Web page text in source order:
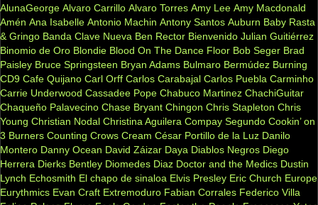
AlunaGeorge Alvaro Carrillo Alvaro Torres Amy Lee Amy Macdonald
Amén Ana Isabelle Antonio Machin Antony Santos Auburn Baby Rasta
& Gringo Banda Clave Nueva Ben Rector Bienvenido Julian Guitiérrez
Binomio de Oro Blondie Blood On The Dance Floor Bob Seger Brad
Paisley Bruce Springsteen Bryan Adams Bulmaro Bermúdez Burning
CD9 Cafe Quijano Carl Orff Carlos Carabajal Carlos Puebla Carminho
Carrie Underwood Cassadee Pope Chabuco Martinez ChachiGuitar
Chaqueño Palavecino Chase Bryant Chingon Chris Stapleton Chris
Young Christian Nodal Christina Aguilera Compay Segundo Cookin’ on
3 Burners Counting Crows Cream César Portillo de la Luz Danilo
Montero Danny Ocean David Záizar Daya Diablos Negros Diego
Herrera Dierks Bentley Diomedes Diaz Doctor and the Medics Dustin
Lynch Echosmith El chapo de sinaloa Elvis Presley Eric Church Europe
Eurythmics Evan Craft Extremoduro Fabian Corrales Federico Villa